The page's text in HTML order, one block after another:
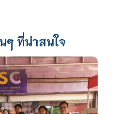
ๆ ที่น่าสนใจ